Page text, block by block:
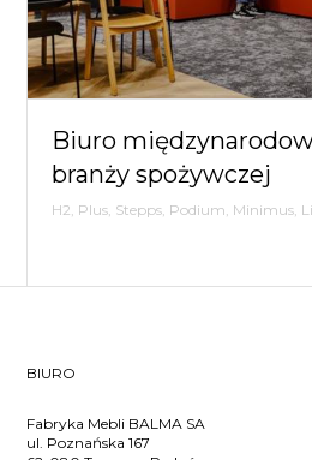
Biuro międzynarodowej
branży spożywczej
H2, Plus, Stepps, Podium, Minimus, Litt
BIURO
Fabryka Mebli BALMA SA
ul. Poznańska 167